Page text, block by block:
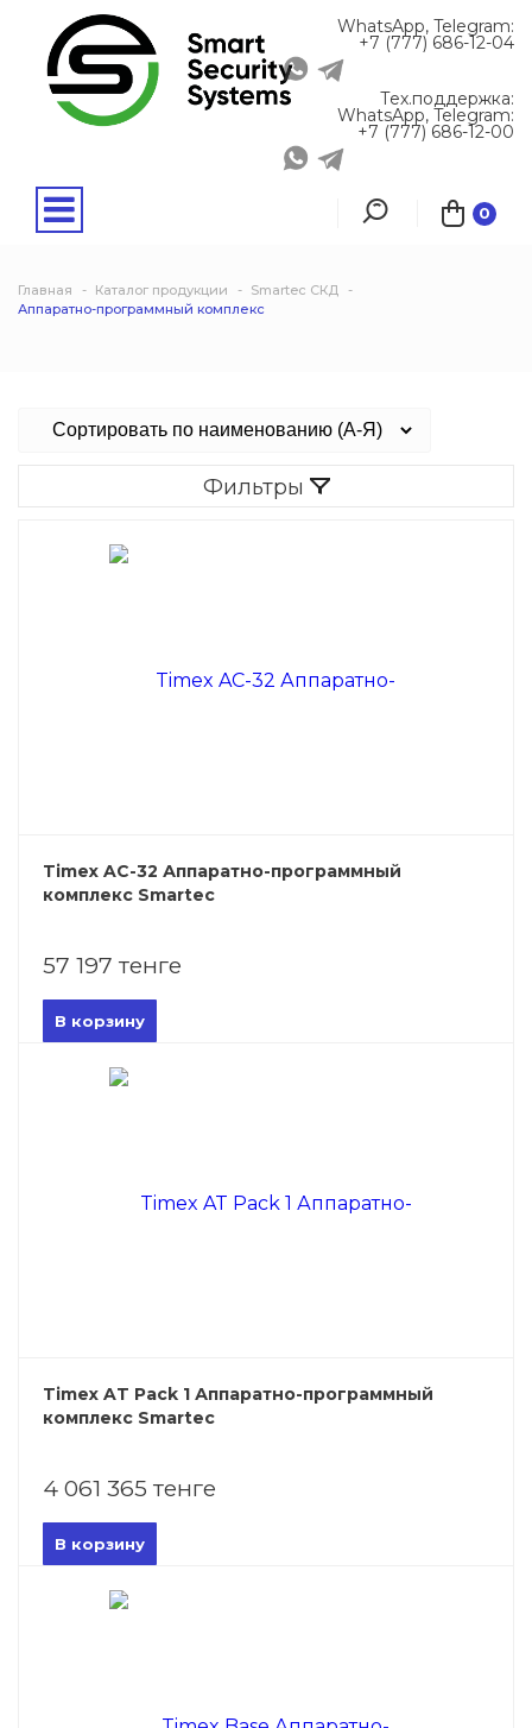
0
WhatsApp, Telegram:
+7 (777) 686-12-04
Тех.поддержка:
WhatsApp, Telegram:
+7 (777) 686-12-00
Главная Каталог продукции
Smartec СКД
Аппаратно-программный комплекс
Фильтры
Timex AC-32 Аппаратно-программный
комплекс Smartec
57 197 тенге
В корзину
Timex AT Pack 1 Аппаратно-программный
комплекс Smartec
4 061 365 тенге
В корзину